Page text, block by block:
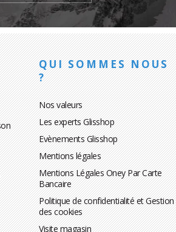
QUI SOMMES NOUS
?
Nos valeurs
Les experts Glisshop
Evènements Glisshop
Mentions légales
Mentions Légales Oney Par Carte
Bancaire
Politique de confidentialité et Gestion
des cookies
Visite magasin